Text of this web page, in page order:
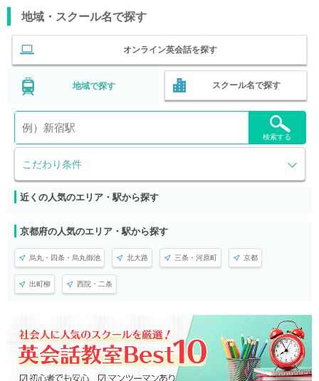
地域・スクール名で探す
オンライン英会話を探す
地域で探す スクール名で探す
こだわり条件
検索する
近くの人気のエリア・駅から探す
京都府の人気のエリア・駅から探す
烏丸・四条・烏丸御池 北大路 三条・河原町 京都
出町柳 西院・二条